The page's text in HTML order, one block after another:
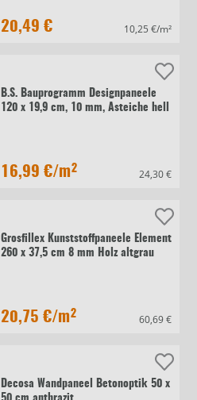
20,49 € 10,25 €/m²
B.S. Bauprogramm Designpaneele
120 x 19,9 cm, 10 mm, Asteiche hell
16,99 €/m² 24,30 €
Grosfillex Kunststoffpaneele Element
260 x 37,5 cm 8 mm Holz altgrau
20,75 €/m² 60,69 €
Decosa Wandpaneel Betonoptik 50 x